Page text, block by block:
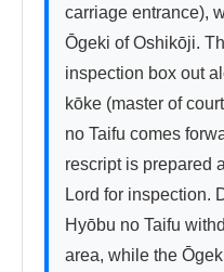
carriage entrance),
Ōgeki of Oshikōji.
inspection box out
kōke (master of
no Taifu comes
rescript is prepared
Lord for inspection.
Hyōbu no Taifu
area, while the